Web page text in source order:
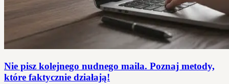
Nie pisz kolejnego nudnego maila. Poznaj metody,
które faktycznie działają!